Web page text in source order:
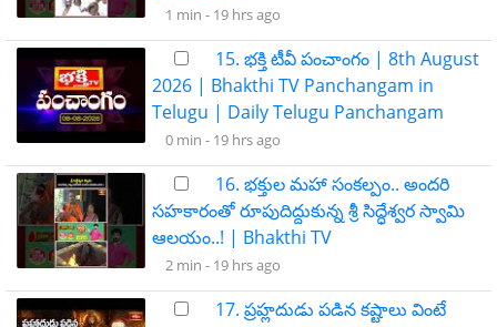
1 min - 19 hrs ago
15. భక్తి టీవీ పంచాంగం | 8th August
2026 | Bhakthi TV Panchangam in
Telugu | Daily Telugu Panchangam
0 min - 19 hrs ago
16. భక్తుల మహా సంకల్పం.. అందరి
సహకారంతో రూపుదిద్దుకున్న శ్రీ సిద్ధేశ్వర స్వామి
ఆలయం..! | Bhakthi TV
2 min - 19 hrs ago
17. ప్రహ్లదుడు పడిన కష్టాలు వింటే